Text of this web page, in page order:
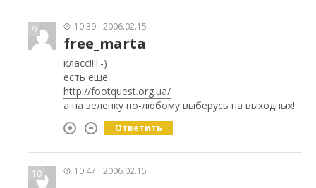
9 10:39 2006.02.15
free_marta
класс!!!!:-)
есть еще
http://footquest.org.ua/
а на зеленку по-любому выберусь на выходных!
Ответить
10 10:47 2006.02.15